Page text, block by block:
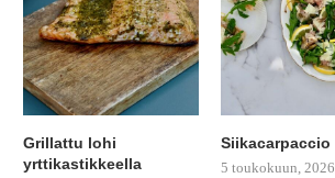
Grillattu lohi
yrttikastikkeella
Siikacarpaccio
5 toukokuun, 2026